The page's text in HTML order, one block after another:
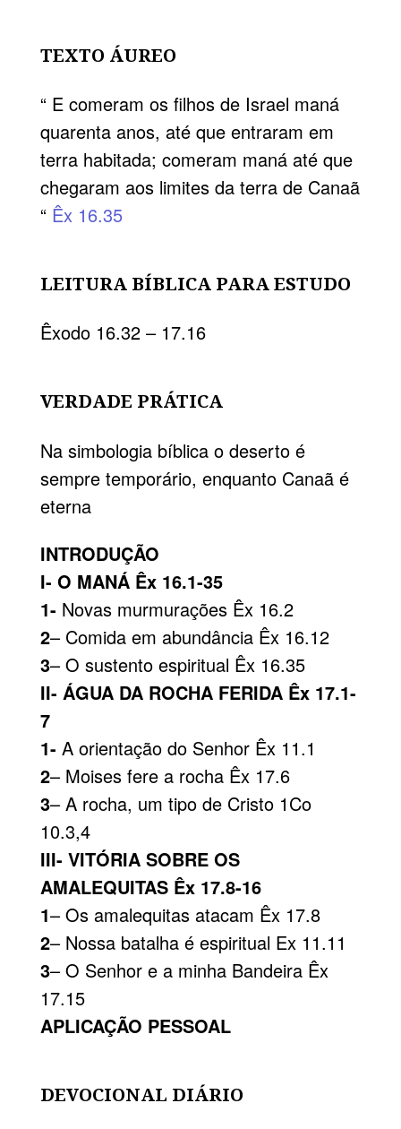
TEXTO ÁUREO
“ E comeram os filhos de Israel maná
quarenta anos, até que entraram em
terra habitada; comeram maná até que
chegaram aos limites da terra de Canaã
“ Êx 16.35
LEITURA BÍBLICA PARA ESTUDO
Êxodo 16.32 – 17.16
VERDADE PRÁTICA
Na simbologia bíblica o deserto é
sempre temporário, enquanto Canaã é
eterna
INTRODUÇÃO
I- O MANÁ Êx 16.1-35
1- Novas murmurações Êx 16.2
2– Comida em abundância Êx 16.12
3– O sustento espiritual Êx 16.35
II- ÁGUA DA ROCHA FERIDA Êx 17.1-
7
1- A orientação do Senhor Êx 11.1
2– Moises fere a rocha Êx 17.6
3– A rocha, um tipo de Cristo 1Co
10.3,4
III- VITÓRIA SOBRE OS
AMALEQUITAS Êx 17.8-16
1– Os amalequitas atacam Êx 17.8
2– Nossa batalha é espiritual Ex 11.11
3– O Senhor e a minha Bandeira Êx
17.15
APLICAÇÃO PESSOAL
DEVOCIONAL DIÁRIO